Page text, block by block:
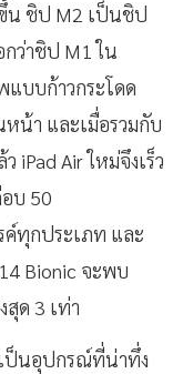
น ชิป M2 เป็นชิป
ว่าชิป M1 ใน
แบบก้าวกระโดด
น้า และเมื่อรวมกับ
iPad Air ใหม่จึงเร็ว
บ 50
ค์ทุกประเภท และ
Bionic จะพบ
สุด 3 เท่า
ป็นอุปกรณ์ที่น่าทึ่ง